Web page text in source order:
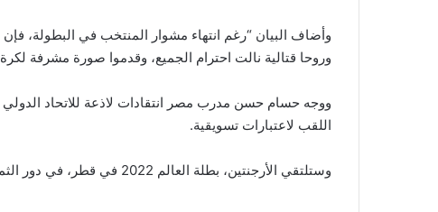
وأضاف البيان “رغم انتهاء مشوار المنتخب في البطولة، فإن
وروحا قتالية نالت احترام الجميع، وقدموا صورة مشرفة
ووجه حسام حسن مدرب مصر انتقادات لاذعة للاتحاد الدولي
اللقب لاعتبارات تسويقية.
وستلتقي الأرجنتين، بطلة العالم 2022 في قطر، في دور الثمانية مع سويسرا يوم الأحد المقبل في كانساس سيتي.